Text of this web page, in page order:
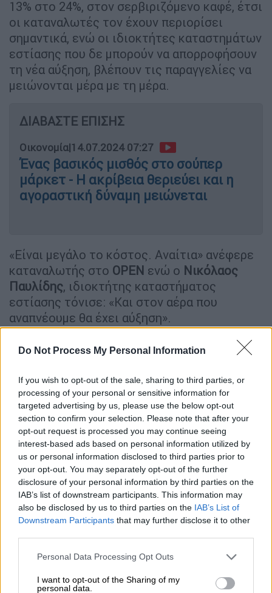
Do Not Process My Personal Information
If you wish to opt-out of the sale, sharing to third parties, or
processing of your personal or sensitive information for
targeted advertising by us, please use the below opt-out
section to confirm your selection. Please note that after your
opt-out request is processed you may continue seeing
interest-based ads based on personal information utilized by
us or personal information disclosed to third parties prior to
your opt-out. You may separately opt-out of the further
disclosure of your personal information by third parties on the
IAB’s list of downstream participants. This information may
also be disclosed by us to third parties on the IAB’s List of
Downstream Participants that may further disclose it to other
Please note that this website/app uses one or more Google
not limited to your visit or usage behaviour. You may click to
Personal Data Processing Opt Outs
I want to opt-out of the Sharing of my
personal data.
13% στο 24%, στον σερβιριζόμενο καφέ, έτσι
οι καταναλωτές τον έχουν περιορίσει
σημαντικά, ενώ οι ιδιοκτήτες καταστημάτων
εστίασης που δε μπορούν να απορροφήσουν
τη νέα αύξηση, βλέπουν τις παραγγελίες να
μειώνονται μέρα με τη μέρα.
ΔΙΑΒΑΣΤΕ ΕΠΙΣΗΣ
Οικονομία|14.07.2024 07:27
Ένας βασικός μισθός στο σούπερ
μάρκετ - Η ακρίβεια θεριεύει και η
αγοραστική δύναμη μειώνεται
«Είναι μεγάλο το κόστος. Αναίτια» ανέφερε
καταναλωτής στο OPEN ενώ ο Νικόλαος
Παυλίδης, ιδιοκτήτης καταστήματος
εστίασης τόνισε: «Και στον αέρα που
αναπνέουμε θα έχει αύξηση».
video
Καφές, είδος… πολυτελείας!
Με τονσερβιριζόμενοκαφένα φτάνει ακόμη
και τα 5 ευρώ, αφού ο ΦΠΑ επανήλθε στο
24%, οι καταναλωτές τον θεωρούν πλέον